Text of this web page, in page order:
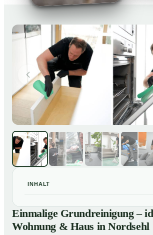
INHALT
Einmalige Grundreinigung – ideal für
in Nordsehl
Einmalige Grundreinigung –
Wohnung & Haus in Nordsehl